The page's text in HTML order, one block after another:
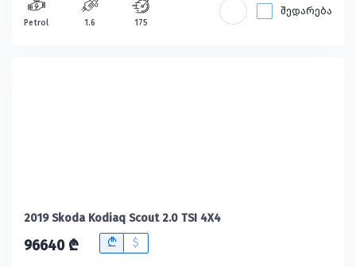
Petrol 1.6 175
შედარება
2019 Skoda Kodiaq Scout 2.0 TSI 4X4
96640 ₾ B $